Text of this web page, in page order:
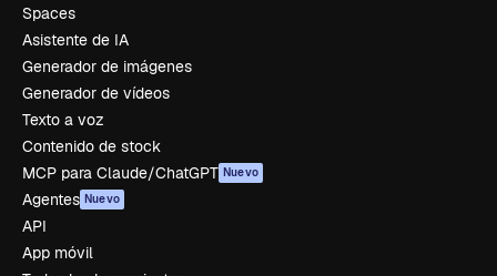
Spaces
Asistente de IA
Generador de imágenes
Generador de vídeos
Texto a voz
Contenido de stock
MCP para Claude/ChatGPT Nuevo
Agentes Nuevo
API
App móvil